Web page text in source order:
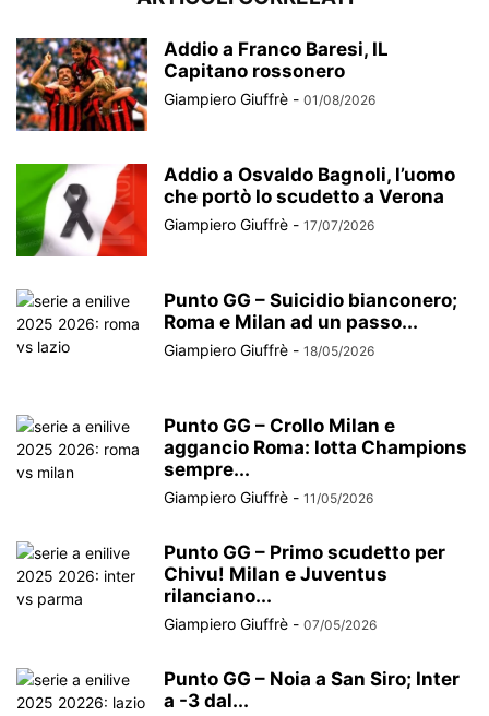
Addio a Franco Baresi, IL
Capitano rossonero
Giampiero Giuffrè - 01/08/2026
Addio a Osvaldo Bagnoli, l’uomo
che portò lo scudetto a Verona
Giampiero Giuffrè - 17/07/2026
Punto GG – Suicidio bianconero;
Roma e Milan ad un passo...
Giampiero Giuffrè - 18/05/2026
Punto GG – Crollo Milan e
aggancio Roma: lotta Champions
sempre...
Giampiero Giuffrè - 11/05/2026
Punto GG – Primo scudetto per
Chivu! Milan e Juventus
rilanciano...
Giampiero Giuffrè - 07/05/2026
Punto GG – Noia a San Siro; Inter
a -3 dal...